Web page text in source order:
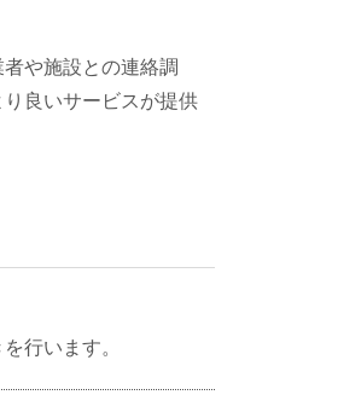
や施設との連絡調
良いサービスが提供
行います。